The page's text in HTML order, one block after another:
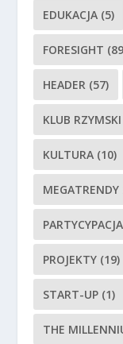
EDUKACJA (5)
FORESIGHT
HEADER (57)
KLUB RZYMSKI
KULTURA (10)
PARTYCYPACJA
PROJEKTY (19)
START-UP (1)
THE